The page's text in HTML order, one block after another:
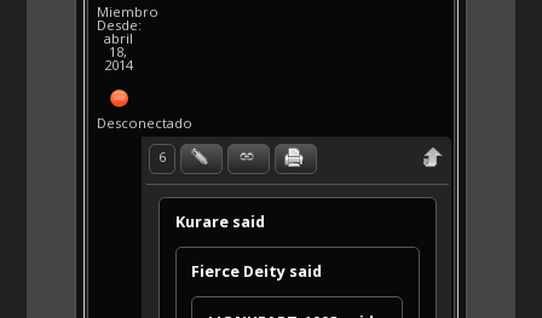
Miembro
Desde:
abril
18,
2014
Desconectado
6
Kurare said
Fierce Deity said